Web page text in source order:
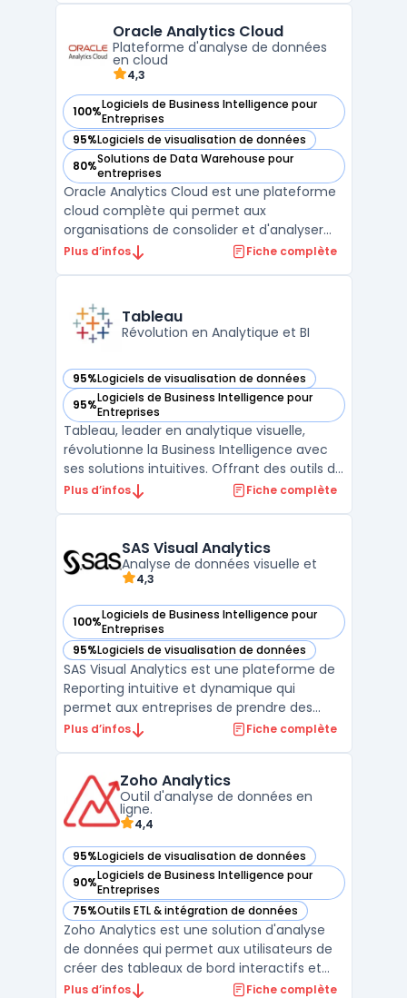
gouvernance des données, Dataiku
simplifie l'ensemble du processus d'analy ...
Oracle Analytics Cloud
Plateforme d'analyse de données
en cloud
4,3
100%Logiciels de Business Intelligence pour
Entreprises
— voir Oracle Analytics Cloud dans cette catégorie
95%Logiciels de visualisation de données
— voir Oracle Analytics Cloud dans cette catégorie
80%Solutions de Data Warehouse pour
entreprises
— voir Oracle Analytics Cloud dans cette catégorie
Oracle Analytics Cloud est une plateforme
cloud complète qui permet aux
organisations de consolider et d'analyser
des données en temps réel pour prendre
données, le reporting financier et les
analyses prédict ...
Plus d’infos Fiche complète
Tableau
Révolution en Analytique et BI
95%Logiciels de visualisation de données
— voir Tableau dans cette catégorie
95%Logiciels de Business Intelligence pour
Entreprises
— voir Tableau dans cette catégorie
Tableau, leader en analytique visuelle,
révolutionne la Business Intelligence avec
ses solutions intuitives. Offrant des outils de
visualisation de données interactives,
tableaux de bord personnalisables, facilitant
une analys ...
Plus d’infos Fiche complète
SAS Visual Analytics
Analyse de données visuelle et
4,3
100%Logiciels de Business Intelligence pour
Entreprises
— voir SAS Visual Analytics dans cette catégorie
95%Logiciels de visualisation de données
— voir SAS Visual Analytics dans cette catégorie
SAS Visual Analytics est une plateforme de
Reporting intuitive et dynamique qui
permet aux entreprises de prendre des
décisions plus éclairées à partir de leurs
interactive, de créer des tableaux de bord
et des rapports élaborés ...
Plus d’infos Fiche complète
Zoho Analytics
Outil d'analyse de données en
ligne.
4,4
95%Logiciels de visualisation de données
— voir Zoho Analytics dans cette catégorie
90%Logiciels de Business Intelligence pour
Entreprises
— voir Zoho Analytics dans cette catégorie
75%Outils ETL & intégration de données
— voir Zoho Analytics dans cette catégorie
Zoho Analytics est une solution d'analyse
de données qui permet aux utilisateurs de
créer des tableaux de bord interactifs et
des reporting financiers. Elle permet
Plus d’infos Fiche complète